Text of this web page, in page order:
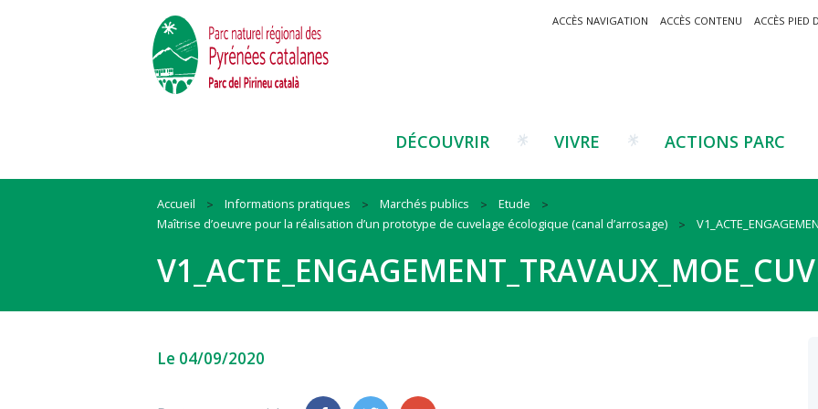
ACCÈS NAVIGATION ACCÈS CONTENU ACCÈS PIED
DÉCOUVRIR
Faune et Flore
Itinéraires et sites
Pratiques sportives
naturels
Traditions catalanes
Musées et sites
VIVRE
Mobilité
Animation
La marque Valeurs Parc
Les réseaux
ACTIONS PARC
Cadre de vie
Biodiversité
#QueLaMontagneEstBelle !
Agriculture
Forêt-bois
Filières émergentes
Accueil Informations pratiques Marchés publics
Etude
Maîtrise d’oeuvre pour la réalisation d’un prototype de cuvelage écologique (canal d’arrosage)
Le 04/09/2020